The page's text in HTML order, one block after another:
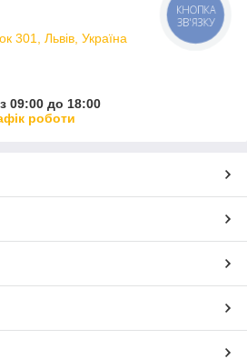
301, Львів, Україна
09:00 до 18:00
роботи
КНОПКА
ЗВ'ЯЗКУ